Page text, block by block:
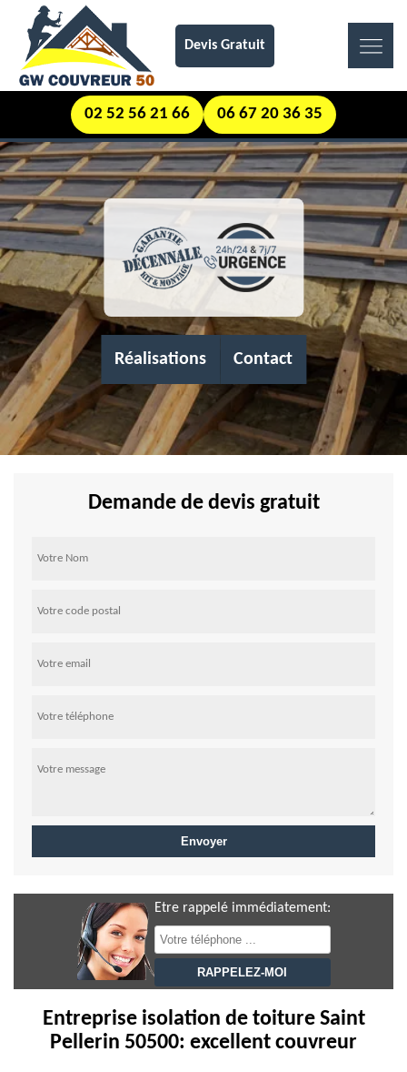
Devis Gratuit
02 52 56 21 66 06 67 20 36 35
Réalisations Contact
Demande de devis gratuit
Etre rappelé immédiatement:
Entreprise isolation de toiture Saint
Pellerin 50500: excellent couvreur